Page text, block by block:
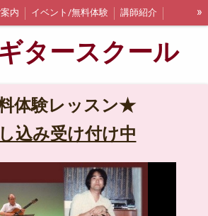
内 イベント/無料体験 講師紹介 »
タースクール
体験レッスン★
込み受け付け中